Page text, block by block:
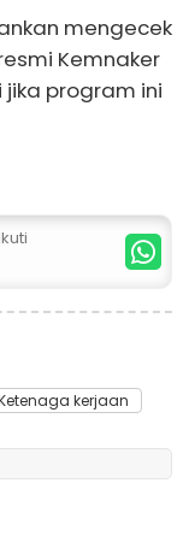
mengecek
Kemnaker
program ini
kerjaan